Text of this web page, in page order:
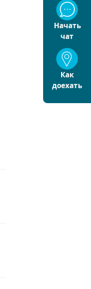
Начать
чат
Как
доехать